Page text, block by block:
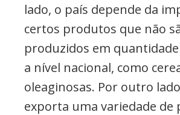
lado, o país depende da
certos produtos que não
produzidos em
a nível nacional, como
oleaginosas. Por outro
exporta uma variedade de